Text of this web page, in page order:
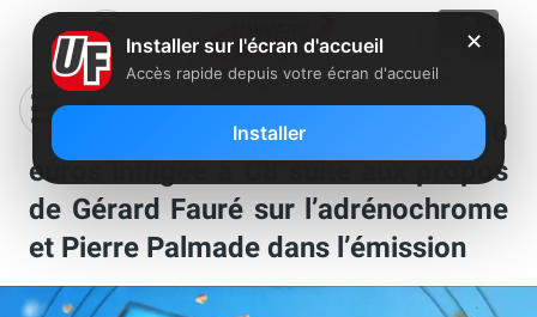
“TPMP” : une amende de 500 000
euros infligée à C8 suite aux propos
de Gérard Fauré sur l’adrénochrome
et Pierre Palmade dans l’émission
✕
Installer sur l'écran d'accueil
Accès rapide depuis votre écran d'accueil
Installer